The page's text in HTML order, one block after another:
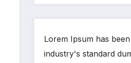
Lorem Ipsum has
industry's standard